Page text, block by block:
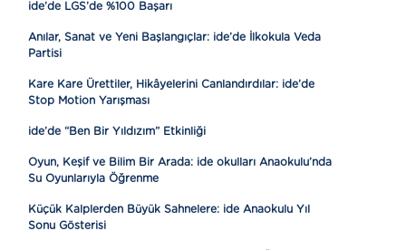
ide’de LGS’de %100 Başarı
Anılar, Sanat ve Yeni Başlangıçlar: ide’de İlkokula Veda
Partisi
Kare Kare Ürettiler, Hikâyelerini Canlandırdılar: ide’de
Stop Motion Yarışması
ide’de “Ben Bir Yıldızım” Etkinliği
Oyun, Keşif ve Bilim Bir Arada: ide okulları Anaokulu’nda
Su Oyunlarıyla Öğrenme
Küçük Kalplerden Büyük Sahnelere: ide Anaokulu Yıl
Sonu Gösterisi